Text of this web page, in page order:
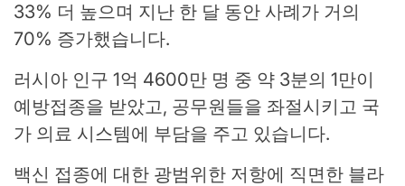
33% 더 높으며 지난 한 달 동안 사례가 거의
70% 증가했습니다.
러시아 인구 1억 4600만 명 중 약 3분의 1만이
예방접종을 받았고, 공무원들을 좌절시키고 국
가 의료 시스템에 부담을 주고 있습니다.
백신 접종에 대한 광범위한 저항에 직면한 블라